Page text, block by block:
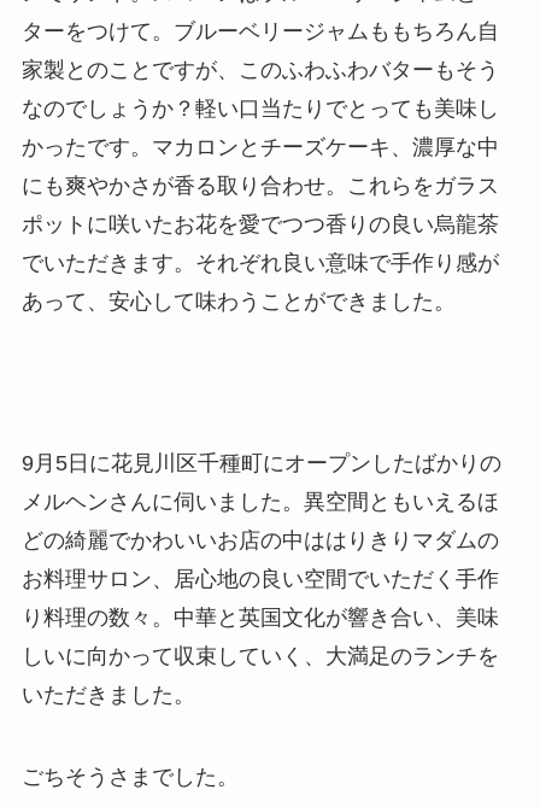
ターをつけて。ブルーベリージャムももちろん自
家製とのことですが、このふわふわバターもそう
なのでしょうか？軽い口当たりでとっても美味し
かったです。マカロンとチーズケーキ、濃厚な中
にも爽やかさが香る取り合わせ。これらをガラス
ポットに咲いたお花を愛でつつ香りの良い烏龍茶
でいただきます。それぞれ良い意味で手作り感が
あって、安心して味わうことができました。
9月5日に花見川区千種町にオープンしたばかりの
メルヘンさんに伺いました。異空間ともいえるほ
どの綺麗でかわいいお店の中ははりきりマダムの
お料理サロン、居心地の良い空間でいただく手作
り料理の数々。中華と英国文化が響き合い、美味
しいに向かって収束していく、大満足のランチを
いただきました。
ごちそうさまでした。